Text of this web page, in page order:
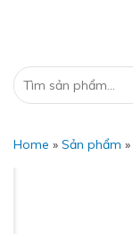
Home » Sản phẩm »